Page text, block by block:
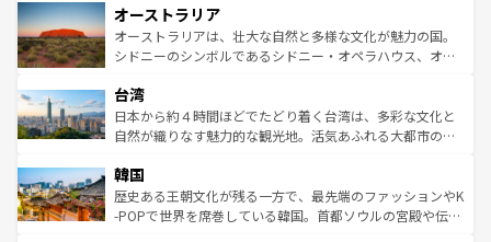
部のニューオーリンズでは、音楽と美食が融合した独特の
文化が魅力。旅行者はアメリカの各地域で異なる魅力を楽
しみながら、その多様性と豊かな歴史を感じることができ
ならではの贅沢な旅のスタイルだ。 なお、新着のアメリカ
情報はコンテンツ一覧を参照してほしい。
ワイ島は見逃せない。また、定番の観光地といえばオアフ
島だが、静かな自然を求めるならマウイ島やカウアイ島が
おすすめ。エメラルドグリーンに輝く海をはじめ、豊かな
れるおもてなしの心で訪れる人々を迎えてくれるハワイの
人々、おいしいローカルフードやハワイアンミュージッ
ク、伝統的なフラダンスなど、すべてがハワイの魅力を彩
ワイを、存分に味わってほしい。 なお、新着のハワイ情報
はコンテンツ一覧を参照してほしい。
オーストラリア
オーストラリアは、壮大な自然と多様な文化が魅力の国。
シドニーのシンボルであるシドニー・オペラハウス、オー
リアリーフや大陸中央部にそびえるウルル（エアーズロッ
ク）、タスマニアの美しい原生林やケアンズの熱帯雨林な
ど、見どころがたくさん。また、カフェやワイン、オージ
いる。アクティビティも充実しており、サーフィンやダイ
ビング、ハイキングなど、アウトドア好きにはたまらな
い。オーストラリアの多彩な魅力を存分に味わいつくそ
台湾
日本から約４時間ほどでたどり着く台湾は、多彩な文化と
自然が織りなす魅力的な観光地。活気あふれる大都市の台
ン）、静ひつな山岳地帯である台湾東部など、都市の喧騒
と山間の静けさが共存しており、訪れる人に新しい発見と
驚きをもたらしてくれる。また、奥深い台湾の食文化も魅
韓国
歴史ある王朝文化が残る一方で、最先端のファッションやK
-POPで世界を席巻している韓国。首都ソウルの宮殿や伝統